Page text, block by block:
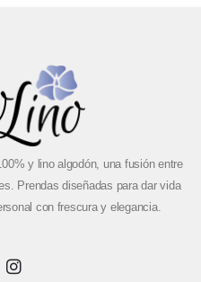
y lino algodón, una fusión entre
Prendas diseñadas para dar vida
con frescura y elegancia.